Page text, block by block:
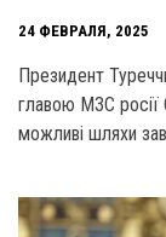
24 ФЕВРАЛЯ, 2025
Президент
главою МЗС росії
можливі шляхи